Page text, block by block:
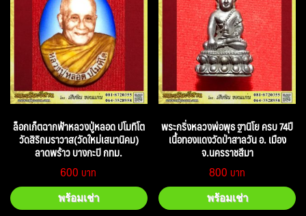
ล็อกเก็ตฉากฟ้าหลวงปู่หลอด ปโมทิโต
วัดสิริกมราวาส(วัดใหม่เสนานิคม)
ลาดพร้าว บางกะปิ กทม.
600
พร้อมเช่า
พระกริ่งหลวงพ่อพุธ ฐานิโย ครบ 74ปี
เนื้อทองแดงวัดป่าสาลวัน อ. เมือง
จ.นครราชสีมา
800
พร้อมเช่า